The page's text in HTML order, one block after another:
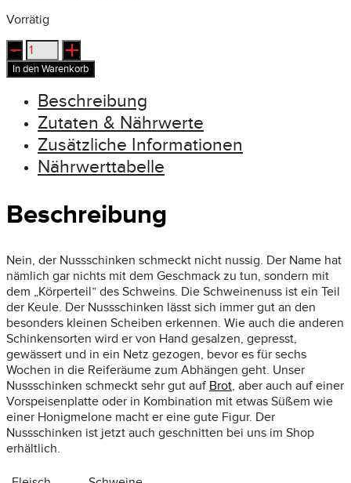
Vorrätig
geschnittener
Nussschinken
Menge
In den Warenkorb
Beschreibung
Zutaten & Nährwerte
Zusätzliche Informationen
Nährwerttabelle
Beschreibung
Nein, der Nussschinken schmeckt nicht nussig. Der Name hat
nämlich gar nichts mit dem Geschmack zu tun, sondern mit
dem „Körperteil” des Schweins. Die Schweinenuss ist ein Teil
der Keule. Der Nussschinken lässt sich immer gut an den
besonders kleinen Scheiben erkennen. Wie auch die anderen
Schinkensorten wird er von Hand gesalzen, gepresst,
gewässert und in ein Netz gezogen, bevor es für sechs
Wochen in die Reiferäume zum Abhängen geht. Unser
Nussschinken schmeckt sehr gut auf Brot, aber auch auf einer
Vorspeisenplatte oder in Kombination mit etwas Süßem wie
einer Honigmelone macht er eine gute Figur. Der
Nussschinken ist jetzt auch geschnitten bei uns im Shop
erhältlich.